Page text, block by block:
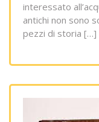
interessato
antichi non sono
pezzi di storia […]